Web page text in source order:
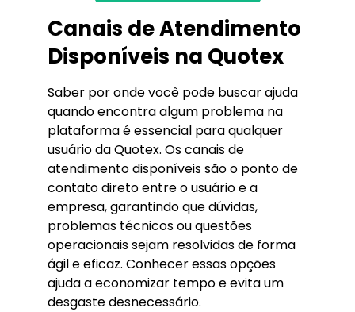
Canais de Atendimento
Disponíveis na Quotex
Saber por onde você pode buscar ajuda
quando encontra algum problema na
plataforma é essencial para qualquer
usuário da Quotex. Os canais de
atendimento disponíveis são o ponto de
contato direto entre o usuário e a
empresa, garantindo que dúvidas,
problemas técnicos ou questões
operacionais sejam resolvidas de forma
ágil e eficaz. Conhecer essas opções
ajuda a economizar tempo e evita um
desgaste desnecessário.